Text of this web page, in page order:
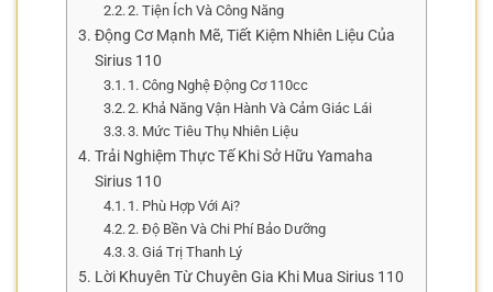
2. Tiện Ích Và Công Năng
Động Cơ Mạnh Mẽ, Tiết Kiệm Nhiên Liệu Của
Sirius 110
1. Công Nghệ Động Cơ 110cc
2. Khả Năng Vận Hành Và Cảm Giác Lái
3. Mức Tiêu Thụ Nhiên Liệu
Trải Nghiệm Thực Tế Khi Sở Hữu Yamaha
Sirius 110
1. Phù Hợp Với Ai?
2. Độ Bền Và Chi Phí Bảo Dưỡng
3. Giá Trị Thanh Lý
Lời Khuyên Từ Chuyên Gia Khi Mua Sirius 110